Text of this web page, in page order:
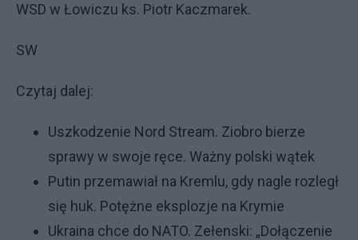
WSD w Łowiczu ks. Piotr Kaczmarek.
SW
Czytaj dalej:
Uszkodzenie Nord Stream. Ziobro bierze
sprawy w swoje ręce. Ważny polski wątek
Putin przemawiał na Kremlu, gdy nagle rozległ
się huk. Potężne eksplozje na Krymie
Ukraina chce do NATO. Zełenski: „Dołączenie